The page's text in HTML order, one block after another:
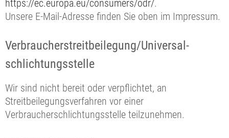
https://ec.europa.eu/consumers/odr/.
Unsere E-Mail-Adresse finden Sie oben im Impressum.
Verbraucher­streit­beilegung/Universal­
schlichtungs­stelle
Wir sind nicht bereit oder verpflichtet, an
Streitbeilegungsverfahren vor einer
Verbraucherschlichtungsstelle teilzunehmen.